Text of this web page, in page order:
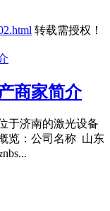
转载需授权！
商家简介
于济南的激光设备
览：公司名称 山东